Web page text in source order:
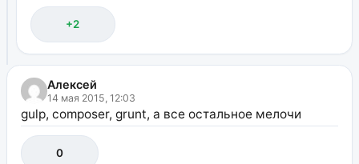
+2
Алексей
14 мая 2015, 12:03
gulp, composer, grunt, а все остальное мелочи
0